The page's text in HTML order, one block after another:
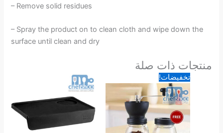
– Remove solid residues
– Spray the product on to clean cloth and wipe down the
surface until clean and dry
منتجات ذات صلة
تخفيضات!السعر
الأصلي
هو:
25.00 د.ا.
الحالي
هو:
13.75 د.ا.